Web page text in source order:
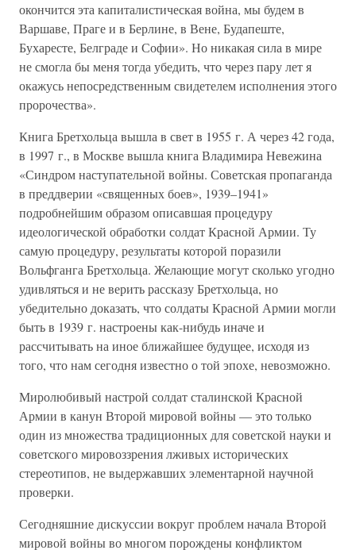
окончится эта капиталистическая война, мы будем в
Варшаве, Праге и в Берлине, в Вене, Будапеште,
Бухаресте, Белграде и Софии». Но никакая сила в мире
не смогла бы меня тогда убедить, что через пару лет я
окажусь непосредственным свидетелем исполнения этого
пророчества».
Книга Бретхольца вышла в свет в 1955 г. А через 42 года,
в 1997 г., в Москве вышла книга Владимира Невежина
«Синдром наступательной войны. Советская пропаганда
в преддверии «священных боев», 1939–1941»
подробнейшим образом описавшая процедуру
идеологической обработки солдат Красной Армии. Ту
самую процедуру, результаты которой поразили
Вольфганга Бретхольца. Желающие могут сколько угодно
удивляться и не верить рассказу Бретхольца, но
убедительно доказать, что солдаты Красной Армии могли
быть в 1939 г. настроены как-нибудь иначе и
рассчитывать на иное ближайшее будущее, исходя из
того, что нам сегодня известно о той эпохе, невозможно.
Миролюбивый настрой солдат сталинской Красной
Армии в канун Второй мировой войны — это только
один из множества традиционных для советской науки и
советского мировоззрения лживых исторических
стереотипов, не выдержавших элементарной научной
проверки.
Сегодняшние дискуссии вокруг проблем начала Второй
мировой войны во многом порождены конфликтом